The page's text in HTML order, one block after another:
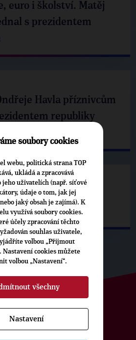
euro i školství. Matěj
s prezidentem
Havla příznivcům
republiky
o extremismu.
soubory cookies
webu, politická strana TOP
ukládá a zpracovává
jeho uživatelích (např. síťové
údaje o tom, jak jej
jaký obsah je zajímá). K
využívá soubory cookies.
účely zpracování těchto
souhlas uživatele,
volbou „Přijmout
Nastavení cookies můžete
volbou „Nastavení“.
všechny
Nastavení